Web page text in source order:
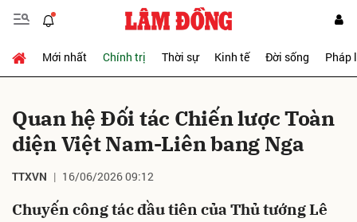
Mới nhất Chính trị Thời sự Kinh tế Đời sống Pháp
Quan hệ Đối tác Chiến lược Toàn
diện Việt Nam-Liên bang Nga
TTXVN 16/06/2026 09:12
Chuyến công tác đầu tiên của Thủ tướng Lê
Gửi bình luận